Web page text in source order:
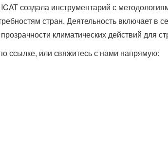
создала инструментарий с
стран. Деятельность включает в
климатических действий для
ссылке, или свяжитесь с нами напрямую: